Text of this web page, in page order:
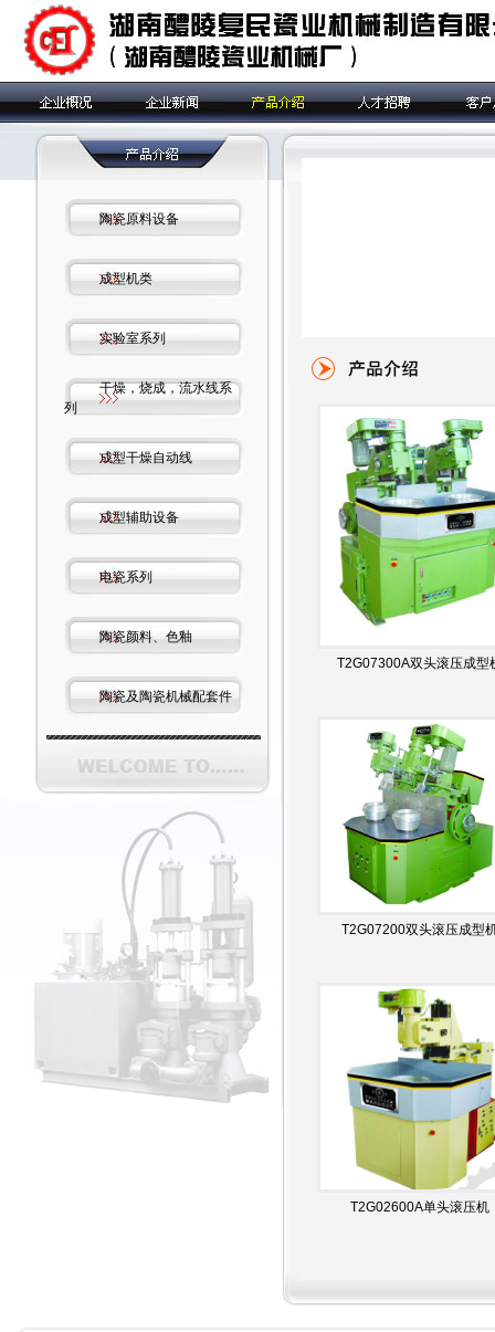
陶瓷原料设备
成型机类
实验室系列
干燥，烧成，流水线系
列
成型干燥自动线
成型辅助设备
电瓷系列
陶瓷颜料、色釉
陶瓷及陶瓷机械配套件
T2G07300A双头滚压成型
T2G07200双头滚压成型
T2G02600A单头滚压机